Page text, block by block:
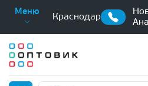
Меню
Краснодар